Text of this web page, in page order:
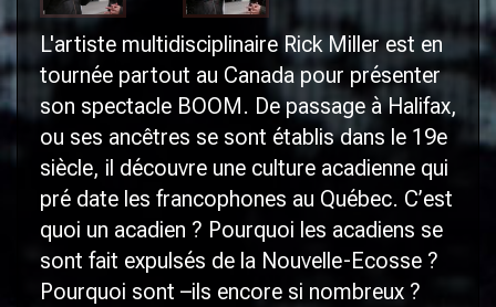
L'artiste multidisciplinaire Rick Miller est en
tournée partout au Canada pour présenter
son spectacle BOOM. De passage à Halifax,
ou ses ancêtres se sont établis dans le 19e
siècle, il découvre une culture acadienne qui
pré date les francophones au Québec. C’est
quoi un acadien ? Pourquoi les acadiens se
sont fait expulsés de la Nouvelle-Ecosse ?
Pourquoi sont –ils encore si nombreux ?